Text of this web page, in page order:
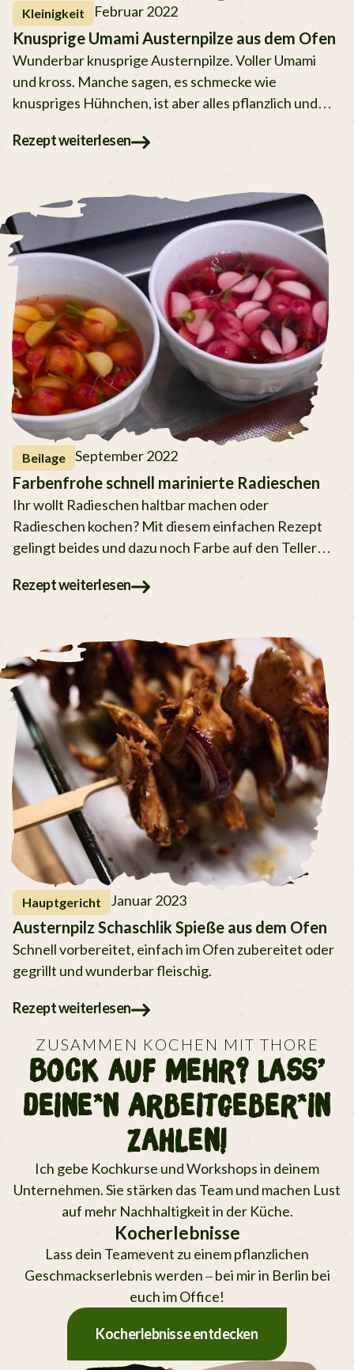
Kleinigkeit Februar 2022
Knusprige Umami Austernpilze aus dem Ofen
Wunderbar knusprige Austernpilze. Voller Umami
und kross. Manche sagen, es schmecke wie
knuspriges Hühnchen, ist aber alles pflanzlich und
Rezept weiterlesen
Beilage September 2022
Farbenfrohe schnell marinierte Radieschen
Ihr wollt Radieschen haltbar machen oder
Radieschen kochen? Mit diesem einfachen Rezept
gelingt beides und dazu noch Farbe auf den Teller
Rezept weiterlesen
Hauptgericht Januar 2023
Austernpilz Schaschlik Spieße aus dem Ofen
Schnell vorbereitet, einfach im Ofen zubereitet oder
gegrillt und wunderbar fleischig.
Rezept weiterlesen
ZUSAMMEN KOCHEN MIT THORE
Bock auf mehr? Lass’
deine*n Arbeitgeber*in
zahlen!
Ich gebe Kochkurse und Workshops in deinem
Unternehmen. Sie stärken das Team und machen Lust
auf mehr Nachhaltigkeit in der Küche.
Kocherlebnisse
Lass dein Teamevent zu einem pflanz­lichen
Geschmacks­erlebnis werden – bei mir in Berlin bei
euch im Office!
Kocherlebnisse entdecken